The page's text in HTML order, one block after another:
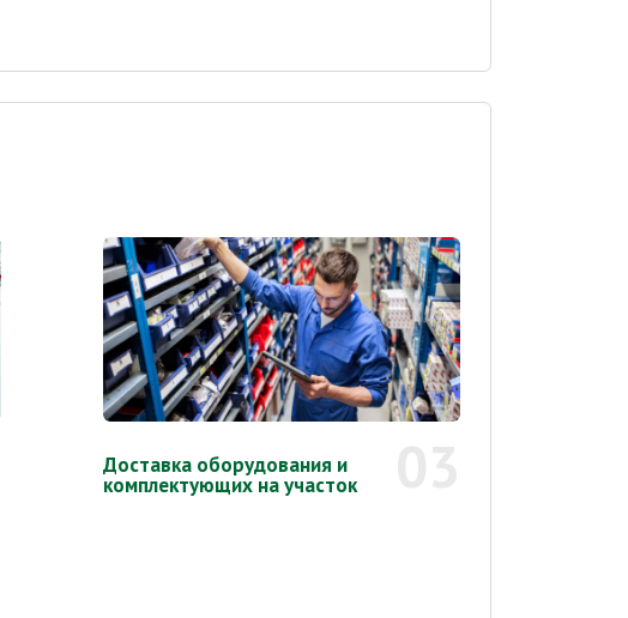
Доставка оборудования и
комплектующих на участок